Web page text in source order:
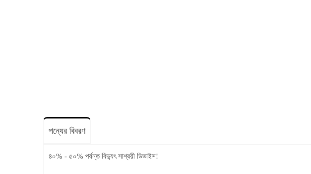
পন্যের বিবরণ
৪০% - ৫০% পর্যন্ত বিদ্যুৎ সাশ্রয়ী ডিভাইস!